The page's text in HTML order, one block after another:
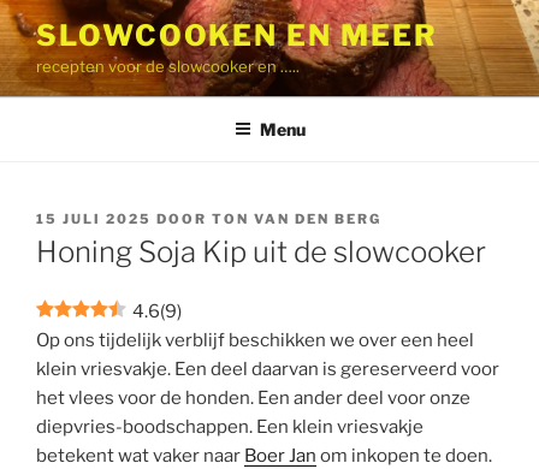
Ga
naar
de
inhoud
SLOWCOOKEN EN MEER
recepten voor de slowcooker en …..
Menu
GEPLAATST
OP
15 JULI 2025 DOOR TON VAN DEN BERG
Honing Soja Kip uit de slowcooker
4.6(9)
Op ons tijdelijk verblijf beschikken we over een heel
klein vriesvakje. Een deel daarvan is gereserveerd voor
het vlees voor de honden. Een ander deel voor onze
diepvries-boodschappen. Een klein vriesvakje
betekent wat vaker naar Boer Jan om inkopen te doen.